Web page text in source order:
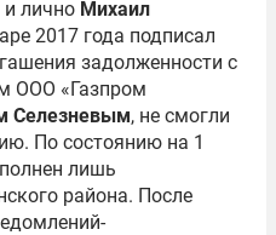
и лично Михаил
2017 года подписал
задолженности с
ООО «Газпром
Селезневым, не смогли
По состоянию на 1
лишь
района. После